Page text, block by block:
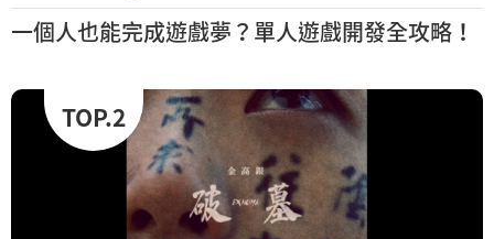
一個人也能完成遊戲夢？單人遊戲開發全攻略！
TOP.2